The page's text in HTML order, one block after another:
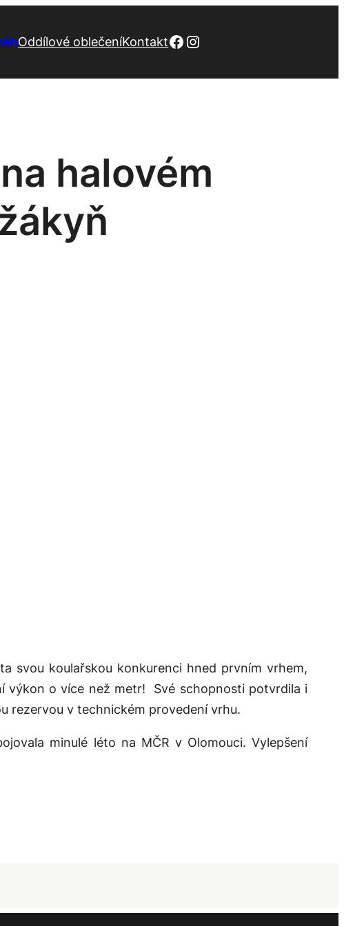
Oddílové oblečeníKontaktFacebook
Instagram
halovém
svou koulařskou konkurenci hned prvním vrhem,
výkon o více než metr! Své schopnosti potvrdila i
rezervou v technickém provedení vrhu.
minulé léto na MČR v Olomouci. Vylepšení